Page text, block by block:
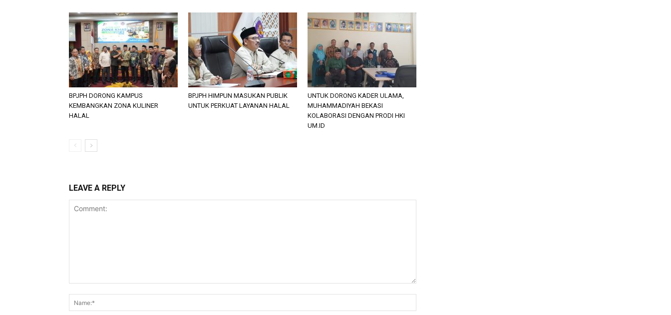
BPJPH DORONG KAMPUS
KEMBANGKAN ZONA KULINER
HALAL
BPJPH HIMPUN MASUKAN PUBLIK
UNTUK PERKUAT LAYANAN HALAL
UNTUK DORONG KADER ULAMA,
MUHAMMADIYAH BEKASI
KOLABORASI DENGAN PRODI HKI
UM.ID
LEAVE A REPLY